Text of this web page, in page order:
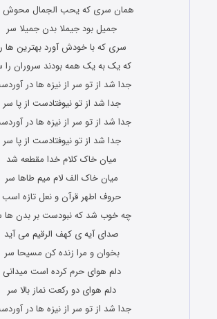
همان سری که یحب الجمال محوش
جمیل بود جیملا بدن جمیلا سر
سری که با خودش آورد بهترین ها
که یک به یک همه بودند سروران را
جدا شد از تو سر از نیزه ها در
جدا شد از تو نیوفتادست از پا سر
جدا شد از تو سر از نیزه ها در
جدا شد از تو نیوفتادست از پا سر
میان خاک کلام خدا مقطعه شد
میان خاک الف لام میم طاها سر
حروف اطهر قرآن و نعل تازه اسب
چه خوب شد که نبودست بر بدن ها
صدای آیه ی کهف الرقیم می آید
بخوان و مرا زنده کن مسیحا سر
دلم هوای حرم کرده است میدانی
دلم هوای دو رکعت نماز بالا سر
جدا شد از تو سر از نیزه ها در